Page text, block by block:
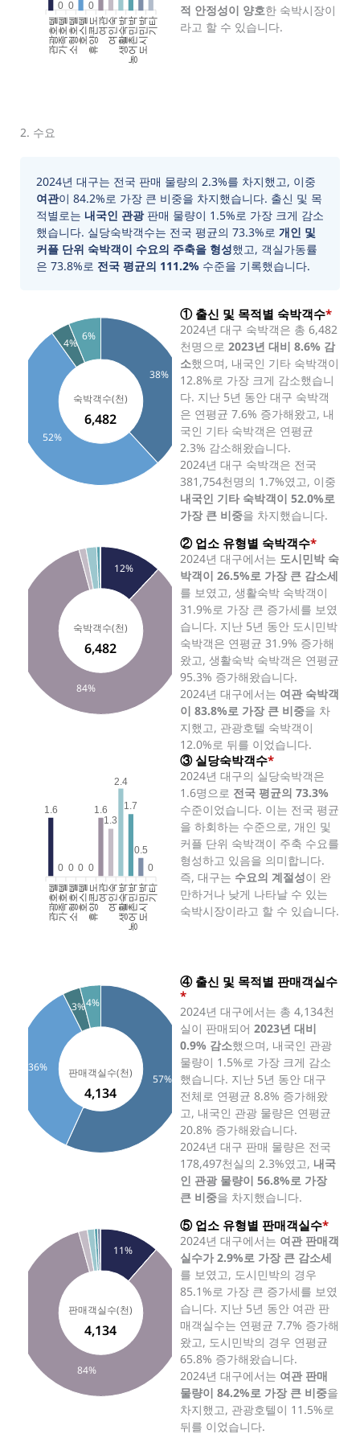
0 0 0
관광호텔가족호텔소형호텔호스텔휴양콘도여관여인숙생활숙박농어촌민박도시민박기타
적 안정성이 양호한 숙박시장이
라고 할 수 있습니다.
2. 수요
2024년 대구는 전국 판매 물량의 2.3%를 차지했고, 이중
여관이 84.2%로 가장 큰 비중을 차지했습니다. 출신 및 목
적별로는 내국인 관광판매 물량이 1.5%로 가장 크게 감소
했습니다. 실당숙박객수는 전국 평균의 73.3%로 개인 및
커플 단위 숙박객이 수요의 주축을 형성했고, 객실가동률
은 73.8%로 전국 평균의 111.2% 수준을 기록했습니다.
38%
52%
4% 6%
6,482
① 출신 및 목적별 숙박객수*
2024년 대구 숙박객은 총 6,482
천명으로 2023년 대비 8.6% 감
소했으며, 내국인 기타 숙박객이
12.8%로 가장 크게 감소했습니
다. 지난 5년 동안 대구 숙박객
은 연평균 7.6% 증가해왔고, 내
국인 기타 숙박객은 연평균
2.3% 감소해왔습니다.
2024년 대구 숙박객은 전국
381,754천명의 1.7%였고, 이중
내국인 기타 숙박객이 52.0%로
가장 큰 비중을 차지했습니다.
12%
84%
6,482
② 업소 유형별 숙박객수*
2024년 대구에서는 도시민박 숙
박객이 26.5%로 가장 큰 감소세
를 보였고, 생활숙박 숙박객이
31.9%로 가장 큰 증가세를 보였
습니다. 지난 5년 동안 도시민박
숙박객은 연평균 31.9% 증가해
왔고, 생활숙박 숙박객은 연평균
95.3% 증가해왔습니다.
2024년 대구에서는 여관 숙박객
이 83.8%로 가장 큰 비중을 차
지했고, 관광호텔 숙박객이
12.0%로 뒤를 이었습니다.
1.6
0 0 0 0
1.6
1.3
2.4
1.7
0.5
0
관광호텔가족호텔소형호텔호스텔휴양콘도여관여인숙생활숙박농어촌민박도시민박기타
③ 실당숙박객수*
2024년 대구의 실당숙박객은
1.6명으로 전국 평균의 73.3%
수준이었습니다. 이는 전국 평균
을 하회하는 수준으로, 개인 및
커플 단위 숙박객이 주축 수요를
형성하고 있음을 의미합니다.
즉, 대구는 수요의 계절성이 완
만하거나 낮게 나타날 수 있는
숙박시장이라고 할 수 있습니다.
57%
36%
3%4%
4,134
④ 출신 및 목적별 판매객실수
*
2024년 대구에서는 총 4,134천
실이 판매되어 2023년 대비
0.9% 감소했으며, 내국인 관광
물량이 1.5%로 가장 크게 감소
했습니다. 지난 5년 동안 대구
전체로 연평균 8.8% 증가해왔
고, 내국인 관광 물량은 연평균
20.8% 증가해왔습니다.
2024년 대구 판매 물량은 전국
178,497천실의 2.3%였고, 내국
인 관광 물량이 56.8%로 가장
큰 비중을 차지했습니다.
11%
84%
4,134
⑤ 업소 유형별 판매객실수*
2024년 대구에서는 여관 판매객
실수가 2.9%로 가장 큰 감소세
를 보였고, 도시민박의 경우
85.1%로 가장 큰 증가세를 보였
습니다. 지난 5년 동안 여관 판
매객실수는 연평균 7.7% 증가해
왔고, 도시민박의 경우 연평균
65.8% 증가해왔습니다.
2024년 대구에서는 여관 판매
물량이 84.2%로 가장 큰 비중을
차지했고, 관광호텔이 11.5%로
뒤를 이었습니다.